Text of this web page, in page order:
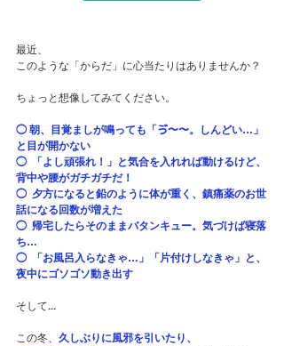
最近、
このような「からだ」に心当たりはありませんか？
ちょっと想像してみてください。
◯ 朝、目覚ましが鳴っても「ゔ〜〜。しんどい…」
と目が開かない
◯  「よし頑張れ！」と気合を入れれば動けるけど、
背中や腰がガチガチだ！
◯  夕方になると鉛のように体が重く、鎮痛薬のお世
話になる回数が増えた
◯  帰宅したらそのままバタンキュー。気づけば寝落
ち…
◯  「お風呂入らなきゃ…」「片付けしなきゃ」と、
夜中にゴソゴソ動き出す
そして...
この冬、 久しぶりに風邪を引いたり、